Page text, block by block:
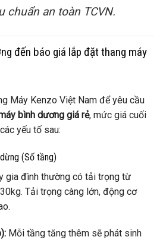
chuẩn an toàn TCVN.
đến báo giá lắp đặt thang máy
Máy Kenzo Việt Nam để yêu cầu
bình dương giá rẻ, mức giá cuối
yếu tố sau:
(Số tầng)
gia đình thường có tải trọng từ
Tải trọng càng lớn, động cơ
Mỗi tầng tăng thêm sẽ phát sinh